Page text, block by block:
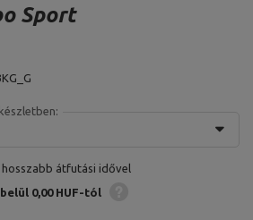
Sport
átfutási idővel
0,00 HUF-tól